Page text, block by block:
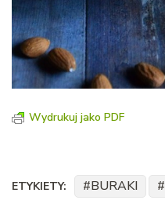
Wydrukuj jako PDF
ETYKIETY: BURAKI